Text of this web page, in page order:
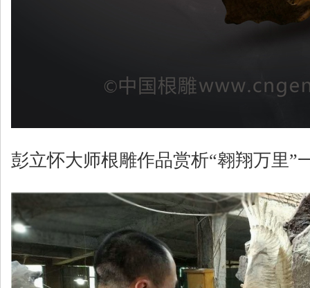
彭立怀大师根雕作品赏析“翱翔万里”